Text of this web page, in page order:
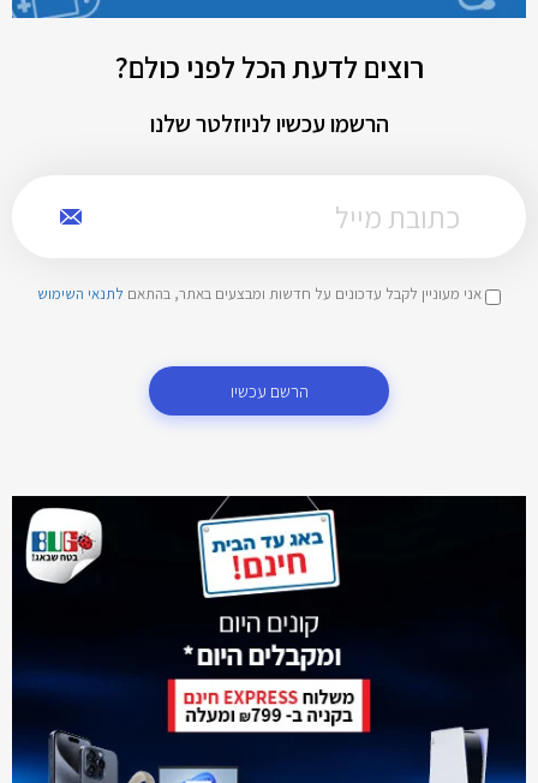
רוצים לדעת הכל לפני כולם?
הרשמו עכשיו לניוזלטר שלנו
אני מעוניין לקבל עדכונים על חדשות ומבצעים באתר, בהתאם לתנאי השימוש
הרשם עכשיו